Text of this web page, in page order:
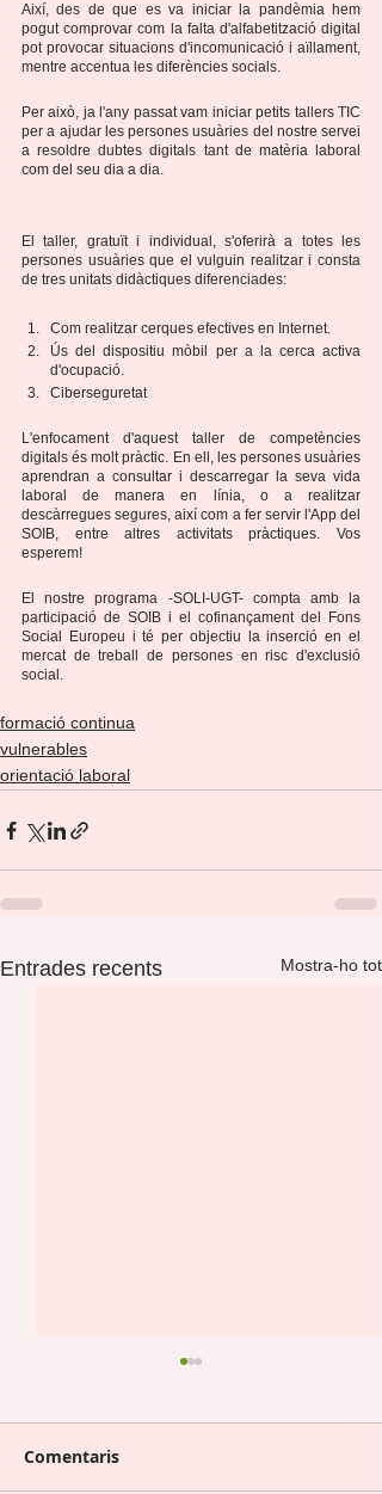
Així, des de que es va iniciar la pandèmia hem
pogut comprovar com la falta d'alfabetització digital
pot provocar situacions d'incomunicació i aïllament,
mentre accentua les diferències socials.
Per això, ja l'any passat vam iniciar petits tallers TIC
per a ajudar les persones usuàries del nostre servei
a resoldre dubtes digitals tant de matèria laboral
com del seu dia a dia.
El taller, gratuït i individual, s'oferirà a totes les
persones usuàries que el vulguin realitzar i consta
de tres unitats didàctiques diferenciades:
Com realitzar cerques efectives en Internet.
Ús del dispositiu mòbil per a la cerca activa
d'ocupació.
Ciberseguretat
L'enfocament d'aquest taller de competències
digitals és molt pràctic. En ell, les persones usuàries
aprendran a consultar i descarregar la seva vida
laboral de manera en línia, o a realitzar
descàrregues segures, així com a fer servir l'App del
SOIB, entre altres activitats pràctiques. Vos
esperem!
El nostre programa -SOLI-UGT- compta amb la
participació de SOIB i el cofinançament del Fons
Social Europeu i té per objectiu la inserció en el
mercat de treball de persones en risc d'exclusió
social.
formació continua
vulnerables
orientació laboral
Entrades recents Mostra-ho tot
Comentaris